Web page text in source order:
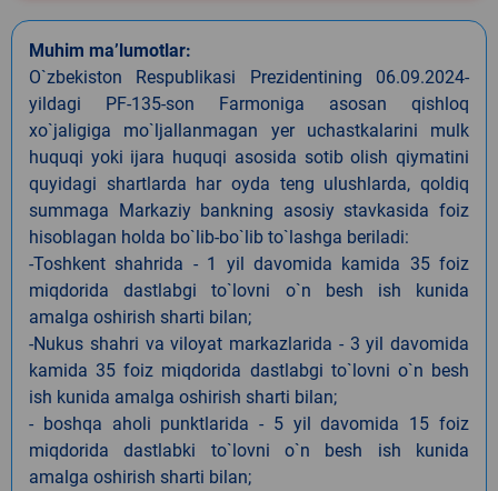
Muhim ma’lumotlar:
O`zbekiston Respublikasi Prezidentining 06.09.2024-
yildagi PF-135-son Farmoniga asosan qishloq
xo`jaligiga mo`ljallanmagan yer uchastkalarini mulk
huquqi yoki ijara huquqi asosida sotib olish qiymatini
quyidagi shartlarda har oyda teng ulushlarda, qoldiq
summaga Markaziy bankning asosiy stavkasida foiz
hisoblagan holda bo`lib-bo`lib to`lashga beriladi:
-Toshkent shahrida - 1 yil davomida kamida 35 foiz
miqdorida dastlabgi to`lovni o`n besh ish kunida
amalga oshirish sharti bilan;
-Nukus shahri va viloyat markazlarida - 3 yil davomida
kamida 35 foiz miqdorida dastlabgi to`lovni o`n besh
ish kunida amalga oshirish sharti bilan;
- boshqa aholi punktlarida - 5 yil davomida 15 foiz
miqdorida dastlabki to`lovni o`n besh ish kunida
amalga oshirish sharti bilan;